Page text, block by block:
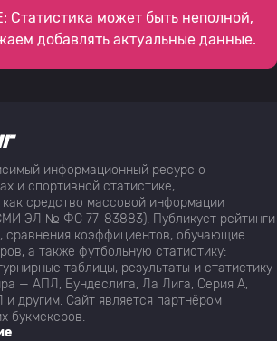
может быть неполной,
добавлять актуальные данные.
информационный ресурс о
и спортивной статистике,
средство массовой информации
ЭЛ № ФС 77-83883). Публикует рейтинги
сравнения коэффициентов, обучающие
а также футбольную статистику:
таблицы, результаты и статистику
— АПЛ, Бундеслига, Ла Лига, Серия А,
другим. Сайт является партнёром
букмекеров.